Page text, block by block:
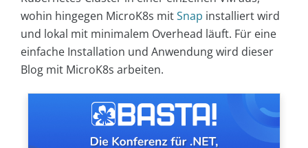
wohin hingegen MicroK8s mitSnap installiert wird
und lokal mit minimalem Overhead läuft. Für eine
einfache Installation und Anwendung wird dieser
Blog mit MicroK8s arbeiten.